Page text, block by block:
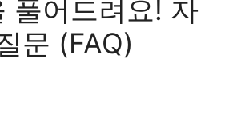
풀어드려요! 자
문 (FAQ)